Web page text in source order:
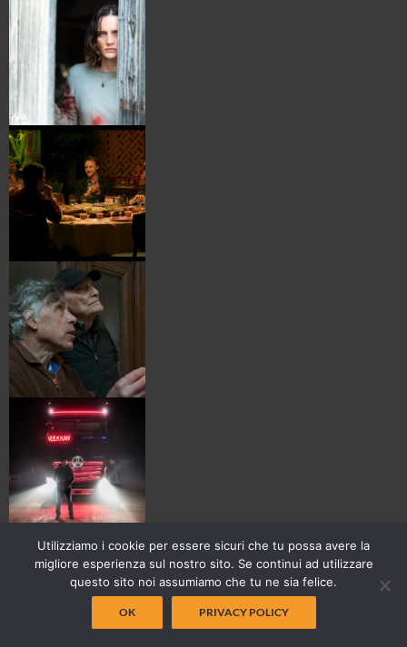
Utilizziamo i cookie per essere sicuri che tu possa avere la
migliore esperienza sul nostro sito. Se continui ad utilizzare
questo sito noi assumiamo che tu ne sia felice.
OK PRIVACY POLICY